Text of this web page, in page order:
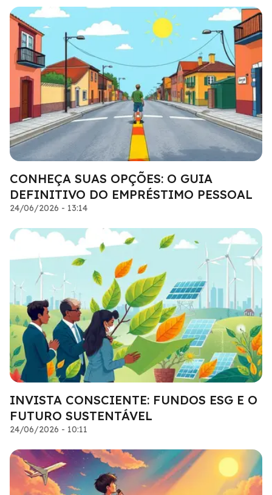
CONHEÇA SUAS OPÇÕES: O GUIA
DEFINITIVO DO EMPRÉSTIMO PESSOAL
24/06/2026 - 13:14
INVISTA CONSCIENTE: FUNDOS ESG E O
FUTURO SUSTENTÁVEL
24/06/2026 - 10:11